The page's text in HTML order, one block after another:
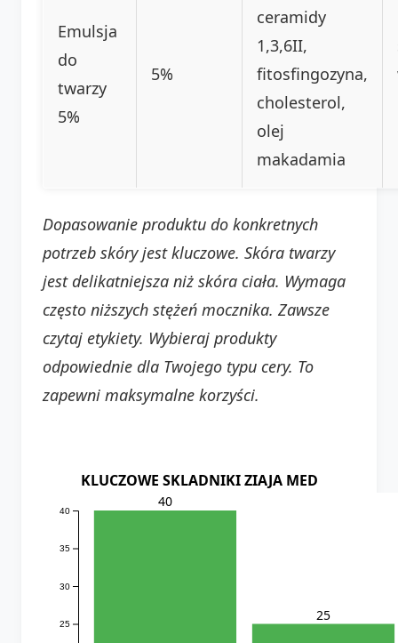
Emulsja
do
twarzy
5%
5%
ceramidy
1,3,6II,
fitosfingozyna,
cholesterol,
olej
makadamia
Dopasowanie produktu do konkretnych
potrzeb skóry jest kluczowe. Skóra twarzy
jest delikatniejsza niż skóra ciała. Wymaga
często niższych stężeń mocznika. Zawsze
czytaj etykiety. Wybieraj produkty
odpowiednie dla Twojego typu cery. To
zapewni maksymalne korzyści.
KLUCZOWE SKLADNIKI ZIAJA MED
25
30
35
40
40
25